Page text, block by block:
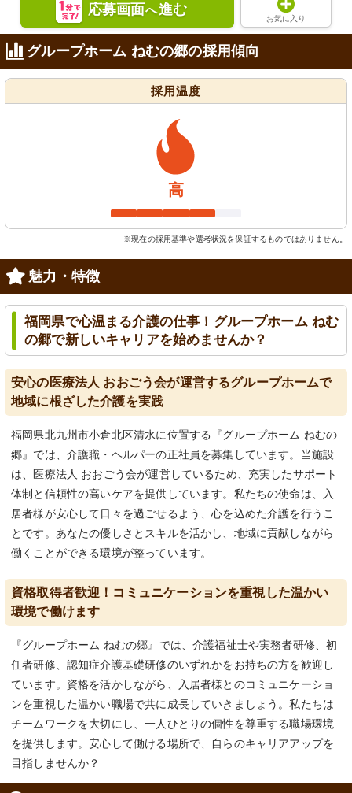
応募画面へ進む
お気に入り
グループホーム ねむの郷の採用傾向
採用温度
高
※現在の採用基準や選考状況を保証するものではありません。
魅力・特徴
福岡県で心温まる介護の仕事！グループホーム ねむ
の郷で新しいキャリアを始めませんか？
安心の医療法人 おおごう会が運営するグループホームで
地域に根ざした介護を実践
福岡県北九州市小倉北区清水に位置する『グループホーム ねむの
郷』では、介護職・ヘルパーの正社員を募集しています。当施設
は、医療法人 おおごう会が運営しているため、充実したサポート
体制と信頼性の高いケアを提供しています。私たちの使命は、入
居者様が安心して日々を過ごせるよう、心を込めた介護を行うこ
とです。あなたの優しさとスキルを活かし、地域に貢献しながら
働くことができる環境が整っています。
資格取得者歓迎！コミュニケーションを重視した温かい
環境で働けます
『グループホーム ねむの郷』では、介護福祉士や実務者研修、初
任者研修、認知症介護基礎研修のいずれかをお持ちの方を歓迎し
ています。資格を活かしながら、入居者様とのコミュニケーショ
ンを重視した温かい職場で共に成長していきましょう。私たちは
チームワークを大切にし、一人ひとりの個性を尊重する職場環境
を提供します。安心して働ける場所で、自らのキャリアアップを
目指しませんか？